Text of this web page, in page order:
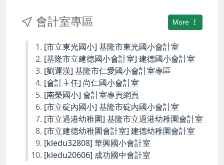
More
會計室專區
[市立東光國小] 基隆市東光國小會計室
[基隆市立建德國小會計室] 建德國小會計室
[劉運漢] 基隆市仁愛國小會計室專區
[會計主任] 尚仁國小會計室
[南榮國小] 會計室專頁網頁
[市立碇內國小] 基隆市碇內國小會計室
[市立過港幼稚園] 基隆市立過港幼稚園會計室
[市立建德幼稚園會計室] 建德幼稚園會計室
[kledu32808] 華興國小會計室
[kledu20606] 成功國中會計室